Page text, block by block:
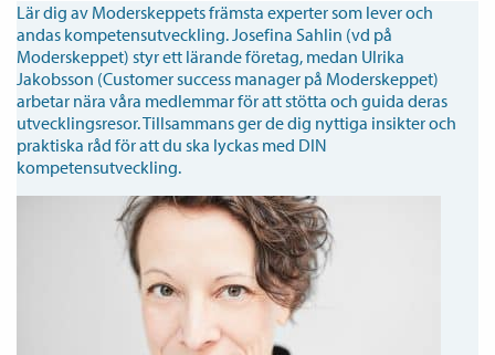
Lär dig av Moderskeppets främsta experter som lever och
andas kompetensutveckling. Josefina Sahlin (vd på
Moderskeppet) styr ett lärande företag, medan Ulrika
Jakobsson (Customer success manager på Moderskeppet)
arbetar nära våra medlemmar för att stötta och guida deras
utvecklingsresor. Tillsammans ger de dig nyttiga insikter och
praktiska råd för att du ska lyckas med DIN
kompetensutveckling.